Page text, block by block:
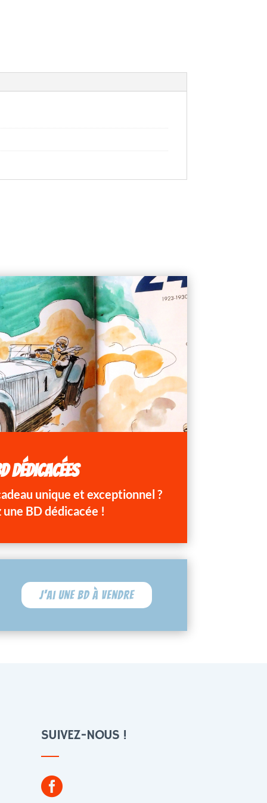
DÉDICACÉES
unique et exceptionnel ?
BD dédicacée !
J'ai une BD à vendre
SUIVEZ-NOUS !
